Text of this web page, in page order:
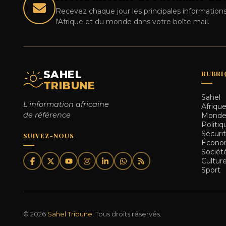
Recevez chaque jour les principales
l'Afrique et du monde dans votre boîte mail.
SAHEL
TRIBUNE
L'information africaine
de référence
SUIVEZ-NOUS
Sahel
Afrique
Monde
Culture
Sport
© 2026 Sahel Tribune. Tous droits réservés.